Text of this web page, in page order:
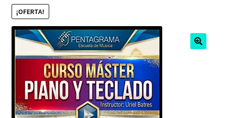
CURSOS
hijo
MEMBRESIA
MI CUENTA
CARRITO
CONTACTO
¡OFERTA!